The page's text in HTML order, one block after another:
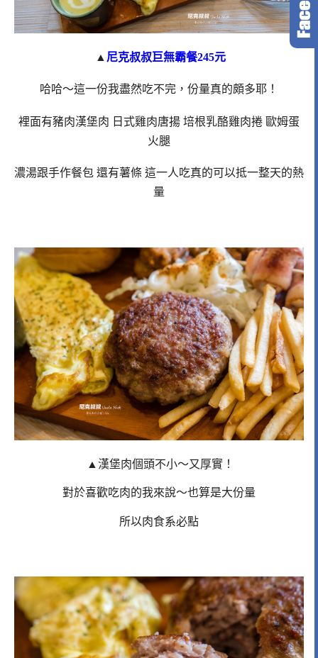
▲ 尼克叔叔巨無霸餐245元
哈哈～這一份我盡然吃不完，份量真的頗多耶！
裡面有豬肉漢堡肉 日式雞肉唐揚 培根乳酪雞肉捲 歐姆蛋
火腿
濃湯跟手作餐包 還有薯條 這一人吃真的可以抵一整天的熱
量
▲漢堡肉個頭不小～又厚實！
對於喜歡吃肉的我來說～也算是大份量
所以肉食系必點